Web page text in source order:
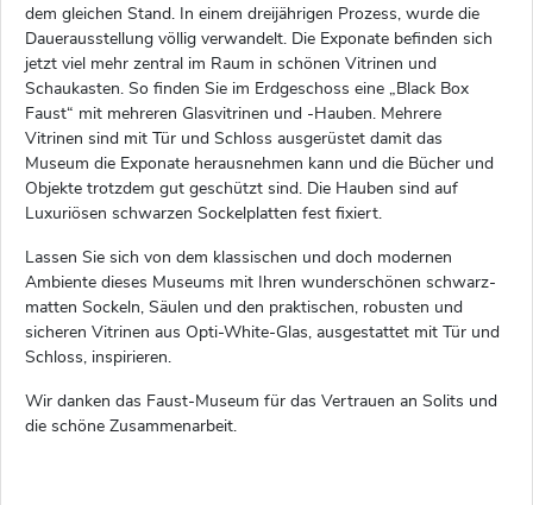
dem gleichen Stand. In einem dreijährigen Prozess, wurde die
Dauerausstellung völlig verwandelt. Die Exponate befinden sich
jetzt viel mehr zentral im Raum in schönen Vitrinen und
Schaukasten. So finden Sie im Erdgeschoss eine „Black Box
Faust“ mit mehreren Glasvitrinen und -Hauben. Mehrere
Vitrinen sind mit Tür und Schloss ausgerüstet damit das
Museum die Exponate herausnehmen kann und die Bücher und
Objekte trotzdem gut geschützt sind. Die Hauben sind auf
Luxuriösen schwarzen Sockelplatten fest fixiert.
Lassen Sie sich von dem klassischen und doch modernen
Ambiente dieses Museums mit Ihren wunderschönen schwarz-
matten Sockeln, Säulen und den praktischen, robusten und
sicheren Vitrinen aus Opti-White-Glas, ausgestattet mit Tür und
Schloss, inspirieren.
Wir danken das Faust-Museum für das Vertrauen an Solits und
die schöne Zusammenarbeit.